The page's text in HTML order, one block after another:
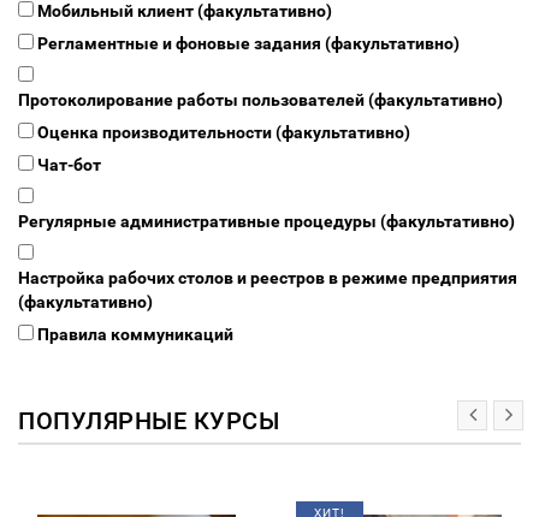
Мобильный клиент (факультативно)
Регламентные и фоновые задания (факультативно)
Протоколирование работы пользователей (факультативно)
Оценка производительности (факультативно)
Чат-бот
Регулярные административные процедуры (факультативно)
Настройка рабочих столов и реестров в режиме предприятия
(факультативно)
Правила коммуникаций
ПОПУЛЯРНЫЕ КУРСЫ
ХИТ!